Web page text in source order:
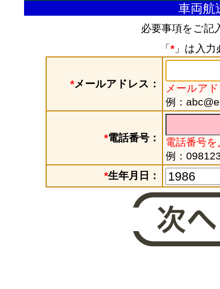
車両航
必要事項をご記
「 *」は入力
*メールアドレス：
メールア
例：
*電話番号：
電話番号
例：
*生年月日：